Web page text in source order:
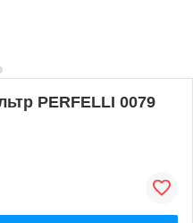
PERFELLI 0079